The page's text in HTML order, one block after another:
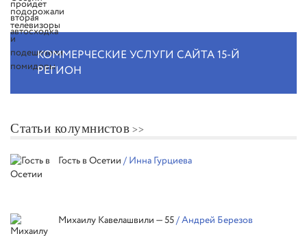
КОММЕРЧЕСКИЕ УСЛУГИ САЙТА 15-Й
РЕГИОН
Статьи колумнистов
Гость в Осетии / Инна Гурциева
Михаилу Кавелашвили — 55/ Андрей Березов